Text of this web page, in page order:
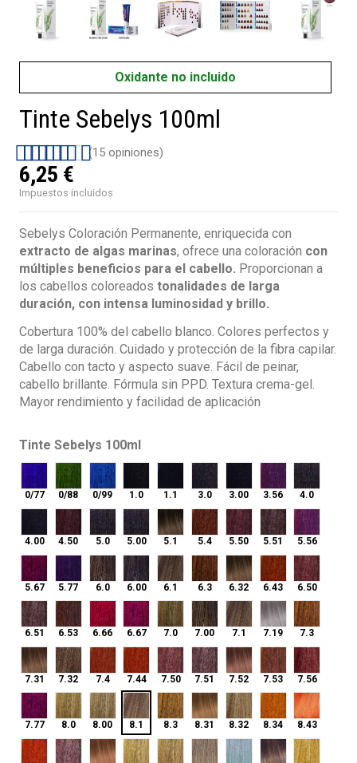
Oxidante no incluido
Tinte Sebelys 100ml
(15 opiniones)
6,25 €
Impuestos incluidos
Sebelys Coloración Permanente, enriquecida con
extracto de algas marinas, ofrece una coloración con
múltiples beneficios para el cabello. Proporcionan a
los cabellos coloreados tonalidades de larga
duración, con intensa luminosidad y brillo.
Cobertura 100% del cabello blanco. Colores perfectos y
de larga duración. Cuidado y protección de la fibra capilar.
Cabello con tacto y aspecto suave. Fácil de peinar,
cabello brillante. Fórmula sin PPD. Textura crema-gel.
Mayor rendimiento y facilidad de aplicación
Tinte Sebelys 100ml
0/77
0/77
0/88
0/88
0/99
0/99 1.0 1.1
3.0
3.0
3.00
3.00
3.56
3.56
4.0
4.0
4.00
4.50
4.50
5.0
5.0
5.00
5.00
5.1
5.1
5.4
5.4
5.50
5.50
5.51
5.51
5.56
5.56
5.67
5.67
5.77
5.77
6.0
6.0
6.00
6.00
6.1
6.1
6.3
6.3
6.32
6.32
6.43
6.43
6.50
6.50
6.51
6.51
6.53
6.53
6.66
6.66
6.67
6.67
7.0
7.0
7.00
7.00
7.1
7.1
7.19
7.19
7.3
7.3
7.31
7.31
7.32
7.32
7.4
7.4
7.44
7.44
7.50
7.50
7.51
7.51
7.52
7.52
7.53
7.53
7.56
7.56
7.77
7.77
8.0
8.0
8.00
8.00
8.1
8.1
8.3
8.3
8.31
8.31
8.32
8.32
8.34
8.34
8.43
8.43
8.44 8.51 8.53 9.0 9.00 9.1 9.19 9.21 9.3